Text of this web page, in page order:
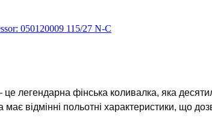
легендарна фінська коливалка, яка
відмінні польотні характеристики, що